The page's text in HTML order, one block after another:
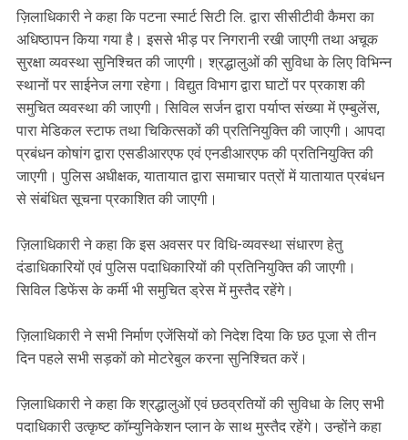
ज़िलाधिकारी ने कहा कि पटना स्मार्ट सिटी लि. द्वारा सीसीटीवी कैमरा का
अधिष्ठापन किया गया है। इससे भीड़ पर निगरानी रखी जाएगी तथा अचूक
सुरक्षा व्यवस्था सुनिश्चित की जाएगी। श्रद्धालुओं की सुविधा के लिए विभिन्न
स्थानों पर साईनेज लगा रहेगा। विद्युत विभाग द्वारा घाटों पर प्रकाश की
समुचित व्यवस्था की जाएगी। सिविल सर्जन द्वारा पर्याप्त संख्या में एम्बुलेंस,
पारा मेडिकल स्टाफ तथा चिकित्सकों की प्रतिनियुक्ति की जाएगी। आपदा
प्रबंधन कोषांग द्वारा एसडीआरएफ एवं एनडीआरएफ की प्रतिनियुक्ति की
जाएगी। पुलिस अधीक्षक, यातायात द्वारा समाचार पत्रों में यातायात प्रबंधन
से संबंधित सूचना प्रकाशित की जाएगी।
ज़िलाधिकारी ने कहा कि इस अवसर पर विधि-व्यवस्था संधारण हेतु
दंडाधिकारियों एवं पुलिस पदाधिकारियों की प्रतिनियुक्ति की जाएगी।
सिविल डिफेंस के कर्मी भी समुचित ड्रेस में मुस्तैद रहेंगे।
ज़िलाधिकारी ने सभी निर्माण एजेंसियों को निदेश दिया कि छठ पूजा से तीन
दिन पहले सभी सड़कों को मोटरेबुल करना सुनिश्चित करें।
ज़िलाधिकारी ने कहा कि श्रद्धालुओं एवं छठव्रतियों की सुविधा के लिए सभी
पदाधिकारी उत्कृष्ट कॉम्युनिकेशन प्लान के साथ मुस्तैद रहेंगे। उन्होंने कहा